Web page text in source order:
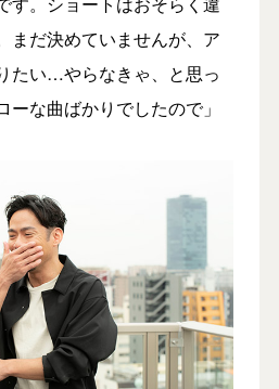
まだ決めていませんが、ア
たい…やらなきゃ、と思っ
な曲ばかりでしたので」